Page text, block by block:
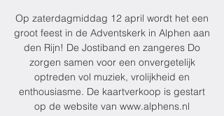
Op zaterdagmiddag 12 april wordt het een
groot feest in de Adventskerk in Alphen aan
den Rijn! De Jostiband en zangeres Do
zorgen samen voor een onvergetelijk
optreden vol muziek, vrolijkheid en
enthousiasme. De kaartverkoop is gestart
op de website van www.alphens.nl